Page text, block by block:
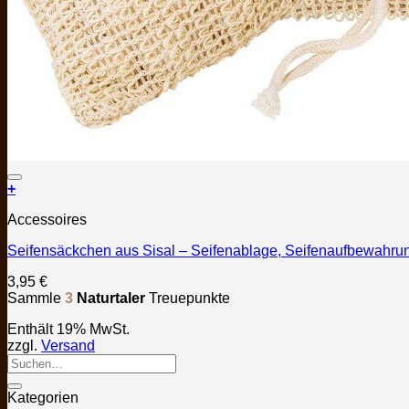
+
Accessoires
Seifensäckchen aus Sisal – Seifenablage,
3,95 €
Sammle 3 Naturtaler Treuepunkte
Enthält 19% MwSt.
zzgl. Versand
Kategorien